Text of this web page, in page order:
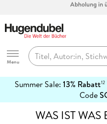
100 Tage
Hugendubel
Menu
Summer Sale: 13% Rabatt12
Code
erfahren
WAS IST WAS